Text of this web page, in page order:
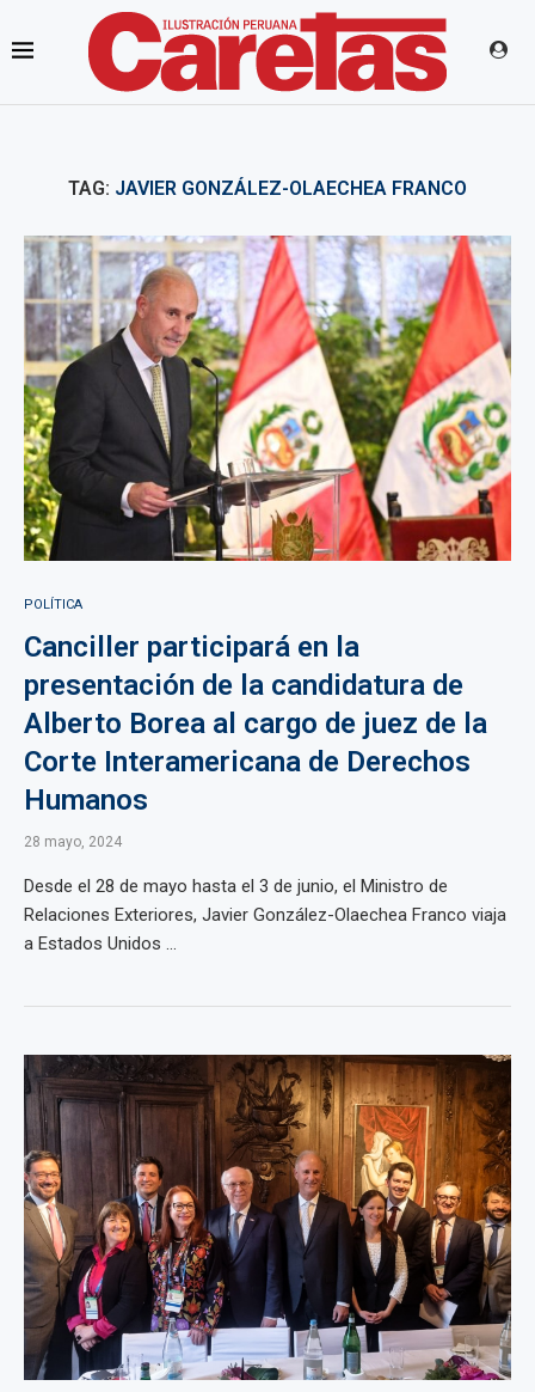
TAG: JAVIER GONZÁLEZ-OLAECHEA FRANCO
POLÍTICA
Canciller participará en la
presentación de la candidatura de
Alberto Borea al cargo de juez de la
Corte Interamericana de Derechos
Humanos
28 mayo, 2024
Desde el 28 de mayo hasta el 3 de junio, el Ministro de
Relaciones Exteriores, Javier González-Olaechea Franco viaja
a Estados Unidos ...